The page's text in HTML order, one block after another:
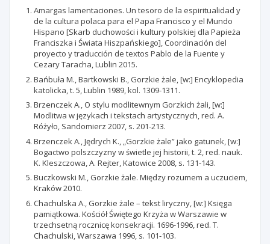
Amargas lamentaciones. Un tesoro de la espiritualidad y
de la cultura polaca para el Papa Francisco y el Mundo
Hispano [Skarb duchowości i kultury polskiej dla Papieża
Franciszka i Świata Hiszpańskiego], Coordinación del
proyecto y traducción de textos Pablo de la Fuente y
Cezary Taracha, Lublin 2015.
Bańbuła M., Bartkowski B., Gorzkie żale, [w:] Encyklopedia
katolicka, t. 5, Lublin 1989, kol. 1309-1311.
Brzenczek A., O stylu modlitewnym Gorzkich żali, [w:]
Modlitwa w językach i tekstach artystycznych, red. A.
Różyło, Sandomierz 2007, s. 201-213.
Brzenczek A., Jędrych K., „Gorzkie żale” jako gatunek, [w:]
Bogactwo polszczyzny w świetle jej historii, t. 2, red. nauk.
K. Kleszczowa, A. Rejter, Katowice 2008, s. 131-143.
Buczkowski M., Gorzkie żale. Między rozumem a uczuciem,
Kraków 2010.
Chachulska A., Gorzkie żale – tekst liryczny, [w:] Księga
pamiątkowa. Kościół Świętego Krzyża w Warszawie w
trzechsetną rocznicę konsekracji. 1696-1996, red. T.
Chachulski, Warszawa 1996, s. 101-103.